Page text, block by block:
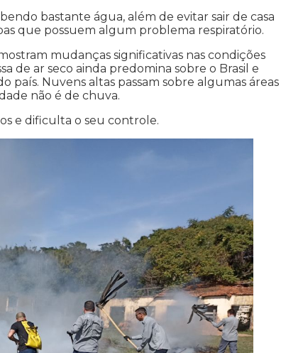
bastante água, além de evitar sair de casa
que possuem algum problema respiratório.
mudanças significativas nas condições
de ar seco ainda predomina sobre o Brasil e
país. Nuvens altas passam sobre algumas áreas
não é de chuva.
e dificulta o seu controle.